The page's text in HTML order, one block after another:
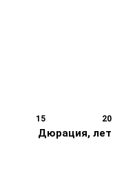
Дюрация, лет
15 20